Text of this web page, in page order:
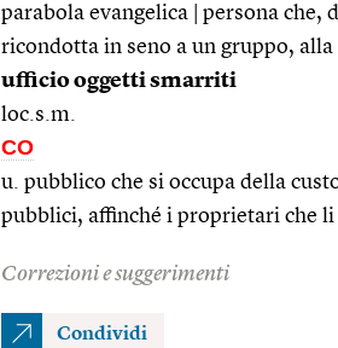
parabola evangelica | persona
ricondotta in seno a un gruppo, alla
ufficio oggetti smarriti
loc.s.m.
CO
u. pubblico che si occupa della
pubblici, affinché i proprietari che
Correzioni e suggerimenti
Condividi